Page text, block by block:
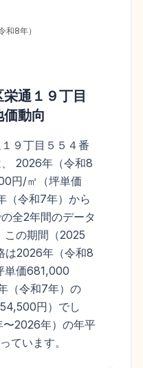
和8年）
通１９丁目
価動向
９丁目５５４番
2026年（令和8
円/㎡（坪単価
（令和7年）から
全2年間のデータ
この期間（2025
は2026年（令和8
単価681,000
（令和7年）の
円）でし
2026年）の年平
ています。